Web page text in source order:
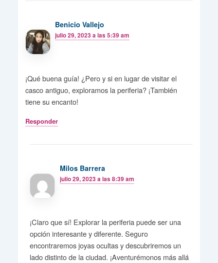
Benicio Vallejo
julio 29, 2023 a las 5:39 am
¡Qué buena guía! ¿Pero y si en lugar de visitar el
casco antiguo, exploramos la periferia? ¡También
tiene su encanto!
Responder
Milos Barrera
julio 29, 2023 a las 8:39 am
¡Claro que sí! Explorar la periferia puede ser una
opción interesante y diferente. Seguro
encontraremos joyas ocultas y descubriremos un
lado distinto de la ciudad. ¡Aventurémonos más allá